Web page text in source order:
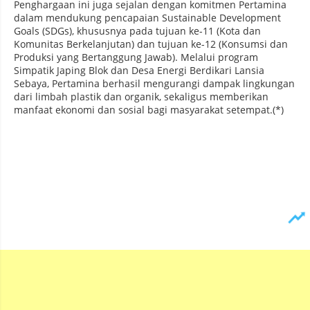
Penghargaan ini juga sejalan dengan komitmen Pertamina
dalam mendukung pencapaian Sustainable Development
Goals (SDGs), khususnya pada tujuan ke-11 (Kota dan
Komunitas Berkelanjutan) dan tujuan ke-12 (Konsumsi dan
Produksi yang Bertanggung Jawab). Melalui program
Simpatik Japing Blok dan Desa Energi Berdikari Lansia
Sebaya, Pertamina berhasil mengurangi dampak lingkungan
dari limbah plastik dan organik, sekaligus memberikan
manfaat ekonomi dan sosial bagi masyarakat setempat.(*)